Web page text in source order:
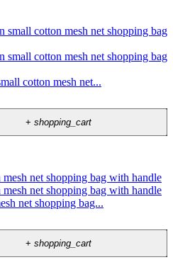
cotton mesh net...
+shopping_cart
net shopping bag...
+shopping_cart